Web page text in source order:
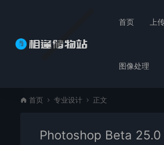
首页 上
图像处理
首页 专业设计 正文
Photoshop Beta 25.0